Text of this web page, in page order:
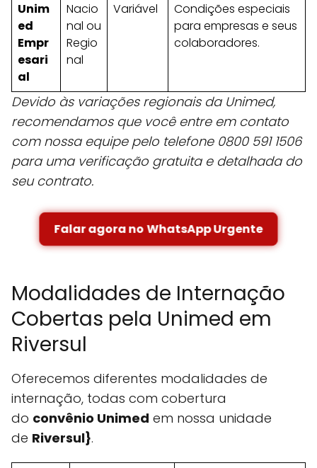
Unim
ed
Empr
esari
al
Nacio
nal ou
Regio
nal
Variável
Condições especiais
para empresas e seus
colaboradores.
Devido às variações regionais da Unimed,
recomendamos que você entre em contato
com nossa equipe pelo telefone 0800 591 1506
para uma verificação gratuita e detalhada do
seu contrato.
Falar agora no WhatsApp Urgente
Modalidades de Internação
Cobertas pela Unimed em
Riversul
Oferecemos diferentes modalidades de
internação, todas com cobertura
do convênio Unimed em nossa unidade
de Riversul}.